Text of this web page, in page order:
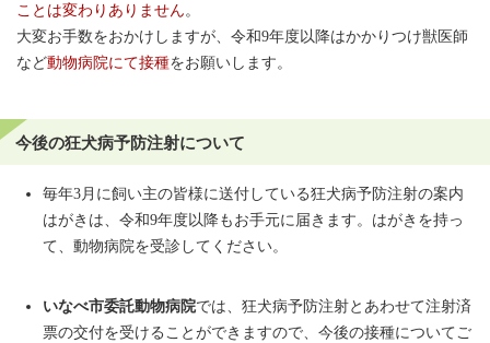
ことは変わりありません。
大変お手数をおかけしますが、令和9年度以降はかかりつけ獣医師
など動物病院にて接種をお願いします。
今後の狂犬病予防注射について
毎年3月に飼い主の皆様に送付している狂犬病予防注射の案内
はがきは、令和9年度以降もお手元に届きます。はがきを持っ
て、動物病院を受診してください。
いなべ市委託動物病院では、狂犬病予防注射とあわせて注射済
票の交付を受けることができますので、今後の接種についてご